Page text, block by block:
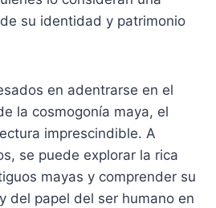
su identidad y patrimonio
en adentrarse en el
la cosmogonía maya, el
imprescindible. A
se puede explorar la rica
mayas y comprender su
del papel del ser humano en